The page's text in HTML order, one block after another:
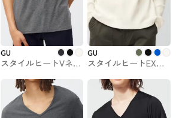
GU
スタイルヒートVネッ
+E GUでお買い求め
できます。
GU
スタイルヒートEXワ
T（長袖）GUでお買
い求めできます。